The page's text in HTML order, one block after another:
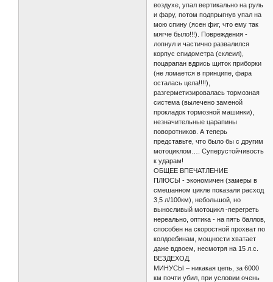
воздухе, упал вертикально на руль
и фару, потом подпрыгнув упал на
мою спину (ясен фиг, что ему так
мягче было!!!). Повреждения -
лопнул и частично развалился
корпус спидометра (склеил),
поцарапан вдрись щиток приборки
(не ломается в принципе, фара
осталась цела!!!!),
разгерметизировалась тормозная
система (вылечено заменой
прокладок тормозной машинки),
незначительные царапины
поворотников. А теперь
представьте, что было бы с другим
мотоциклом…. Суперустойчивость
к ударам!
ОБЩЕЕ ВПЕЧАТЛЕНИЕ
ПЛЮСЫ - экономичен (замеры в
смешанном цикле показали расход
3,5 л/100км), небольшой, но
выносливый мотоцикл -перегреть
нереально, оптика - на пять баллов,
способен на скоростной прохват по
колдоебинам, мощности хватает
даже вдвоем, несмотря на 15 л.с.
ВЕЗДЕХОД.
МИНУСЫ – никакая цепь, за 6000
км почти убил, при условии очень